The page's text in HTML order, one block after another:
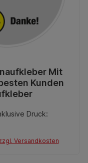
Bewertung von 0
Mit
Kunden
Druck:
Versandkosten